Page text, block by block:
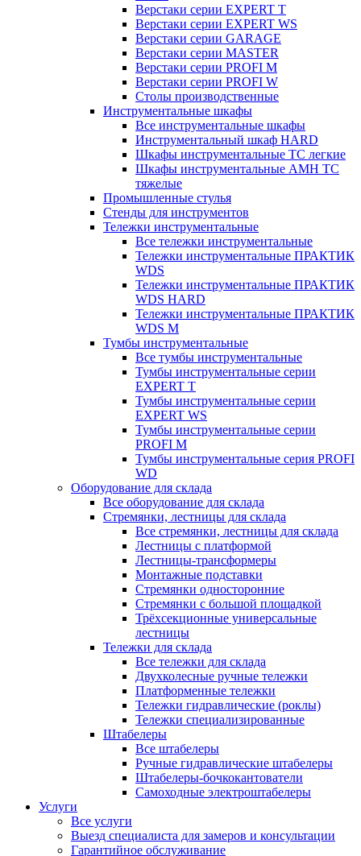
Верстаки серии EXPERT T
Верстаки серии EXPERT WS
Верстаки серии GARAGE
Верстаки серии MASTER
Верстаки серии PROFI M
Верстаки серии PROFI W
Столы производственные
Инструментальные шкафы
Все инструментальные шкафы
Инструментальный шкаф HARD
Шкафы инструментальные ТС легкие
Шкафы инструментальные AMH TC
тяжелые
Промышленные стулья
Стенды для инструментов
Тележки инструментальные
Все тележки инструментальные
Тележки инструментальные ПРАКТИК
WDS
Тележки инструментальные ПРАКТИК
WDS HARD
Тележки инструментальные ПРАКТИК
WDS M
Тумбы инструментальные
Все тумбы инструментальные
Тумбы инструментальные серии
EXPERT T
Тумбы инструментальные серии
EXPERT WS
Тумбы инструментальные серии
PROFI M
Тумбы инструментальные серия PROFI
WD
Оборудование для склада
Все оборудование для склада
Стремянки, лестницы для склада
Все стремянки, лестницы для склада
Лестницы с платформой
Лестницы-трансформеры
Монтажные подставки
Стремянки односторонние
Стремянки с большой площадкой
Трёхсекционные универсальные
лестницы
Тележки для склада
Все тележки для склада
Двухколесные ручные тележки
Платформенные тележки
Тележки гидравлические (роклы)
Тележки специализированные
Штабелеры
Все штабелеры
Ручные гидравлические штабелеры
Штабелеры-бочкокантователи
Самоходные электроштабелеры
Услуги
Все услуги
Выезд специалиста для замеров и консультации
Гарантийное обслуживание